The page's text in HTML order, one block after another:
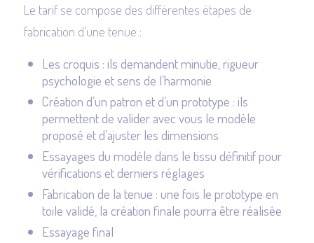
Le tarif se compose des différentes étapes de
fabrication d’une tenue :
Les croquis : ils demandent minutie, rigueur
psychologie et sens de l’harmonie
Création d’un patron et d’un prototype : ils
permettent de valider avec vous le modèle
proposé et d’ajuster les dimensions
Essayages du modèle dans le tissu définitif pour
vérifications et derniers réglages
Fabrication de la tenue : une fois le prototype en
toile validé, la création finale pourra être réalisée
Essayage final